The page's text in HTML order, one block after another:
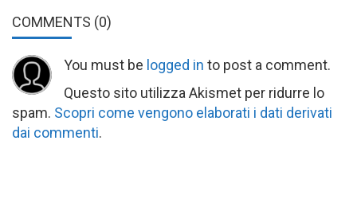
COMMENTS (0)
You must be logged in to post a comment.
Questo sito utilizza Akismet per ridurre lo
spam. Scopri come vengono elaborati i dati derivati
dai commenti.